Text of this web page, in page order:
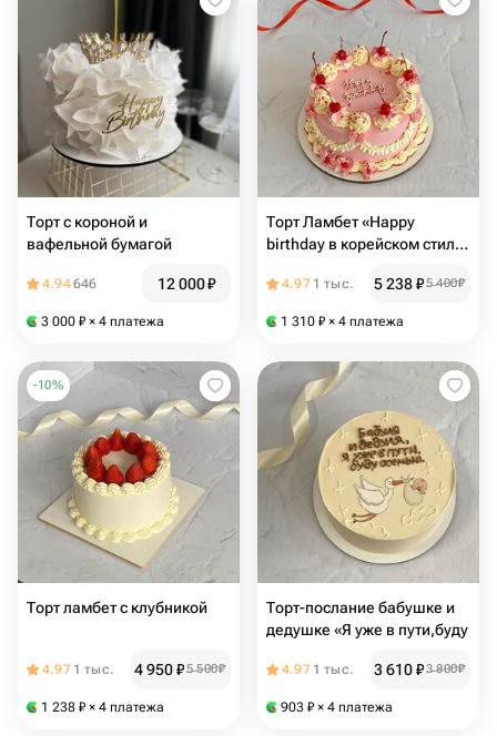
Торт с короной и
вафельной бумагой
4.94646 12 000₽
3 000 ₽ × 4 платежа
Торт Ламбет «Happy
birthday в корейском стиле
4.97 1 тыс. 5 238₽5 400₽
1 310 ₽ × 4 платежа
-10%
Торт ламбет с клубникой
4.97 1 тыс. 4 950₽5 500₽
1 238 ₽ × 4 платежа
Торт-послание бабушке и
дедушке «Я уже в пути,буду
4.97 1 тыс. 3 610₽3 800₽
903 ₽ × 4 платежа